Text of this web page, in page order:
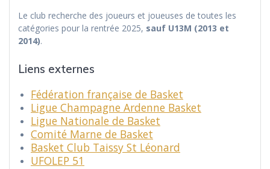
Le club recherche des joueurs et joueuses de toutes les
catégories pour la rentrée 2025, sauf U13M (2013 et
2014).
Liens externes
Fédération française de Basket
Ligue Champagne Ardenne Basket
Ligue Nationale de Basket
Comité Marne de Basket
Basket Club Taissy St Léonard
UFOLEP 51